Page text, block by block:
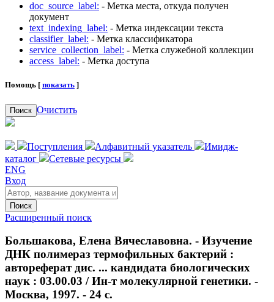
doc_source_label: - Метка места, откуда получен
документ
text_indexing_label: - Метка индексации текста
classifier_label: - Метка классификатора
service_collection_label: - Метка служебной коллекции
access_label: - Метка доступа
Помощь [ показать ]
Поиск Очистить
Поступления Алфавитный указатель
Имидж-
каталог
Сетевые ресурсы
ENG
Вход
Поиск
Расширенный поиск
Большакова, Елена Вячеславовна. - Изучение
ДНК полимераз термофильных бактерий :
автореферат дис. ... кандидата биологических
наук : 03.00.03 / Ин-т молекулярной генетики. -
Москва, 1997. - 24 с.